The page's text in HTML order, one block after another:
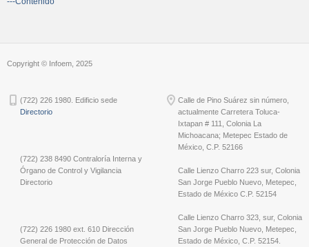
Copyright © Infoem, 2025
(722) 226 1980. Edificio sede
Directorio
(722) 238 8490 Contraloría Interna y
Órgano de Control y Vigilancia
Directorio
(722) 226 1980 ext. 610 Dirección
General de Protección de Datos
Calle de Pino Suárez sin número,
actualmente Carretera Toluca-
Ixtapan # 111, Colonia La
Michoacana; Metepec Estado de
México, C.P. 52166
Calle Lienzo Charro 223 sur, Colonia
San Jorge Pueblo Nuevo, Metepec,
Estado de México C.P. 52154
Calle Lienzo Charro 323, sur, Colonia
San Jorge Pueblo Nuevo, Metepec,
Estado de México, C.P. 52154.